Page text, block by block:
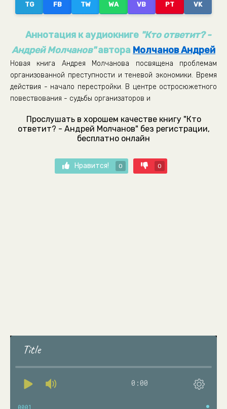
TG
FB TW WA VB PT VK
Аннотация к аудиокниге "Кто ответит? -
Андрей Молчанов"автора Молчанов Андрей
Новая книга Андрея Молчанова посвящена проблемам
организованной преступности и теневой экономики. Время
действия - начало перестройки. В центре остросюжетного
повествования - судьбы организаторов и
Прослушать в хорошем качестве книгу "Кто
ответит? - Андрей Молчанов" без регистрации,
бесплатно онлайн
Нравится! 0 0
Title
0:00
0001